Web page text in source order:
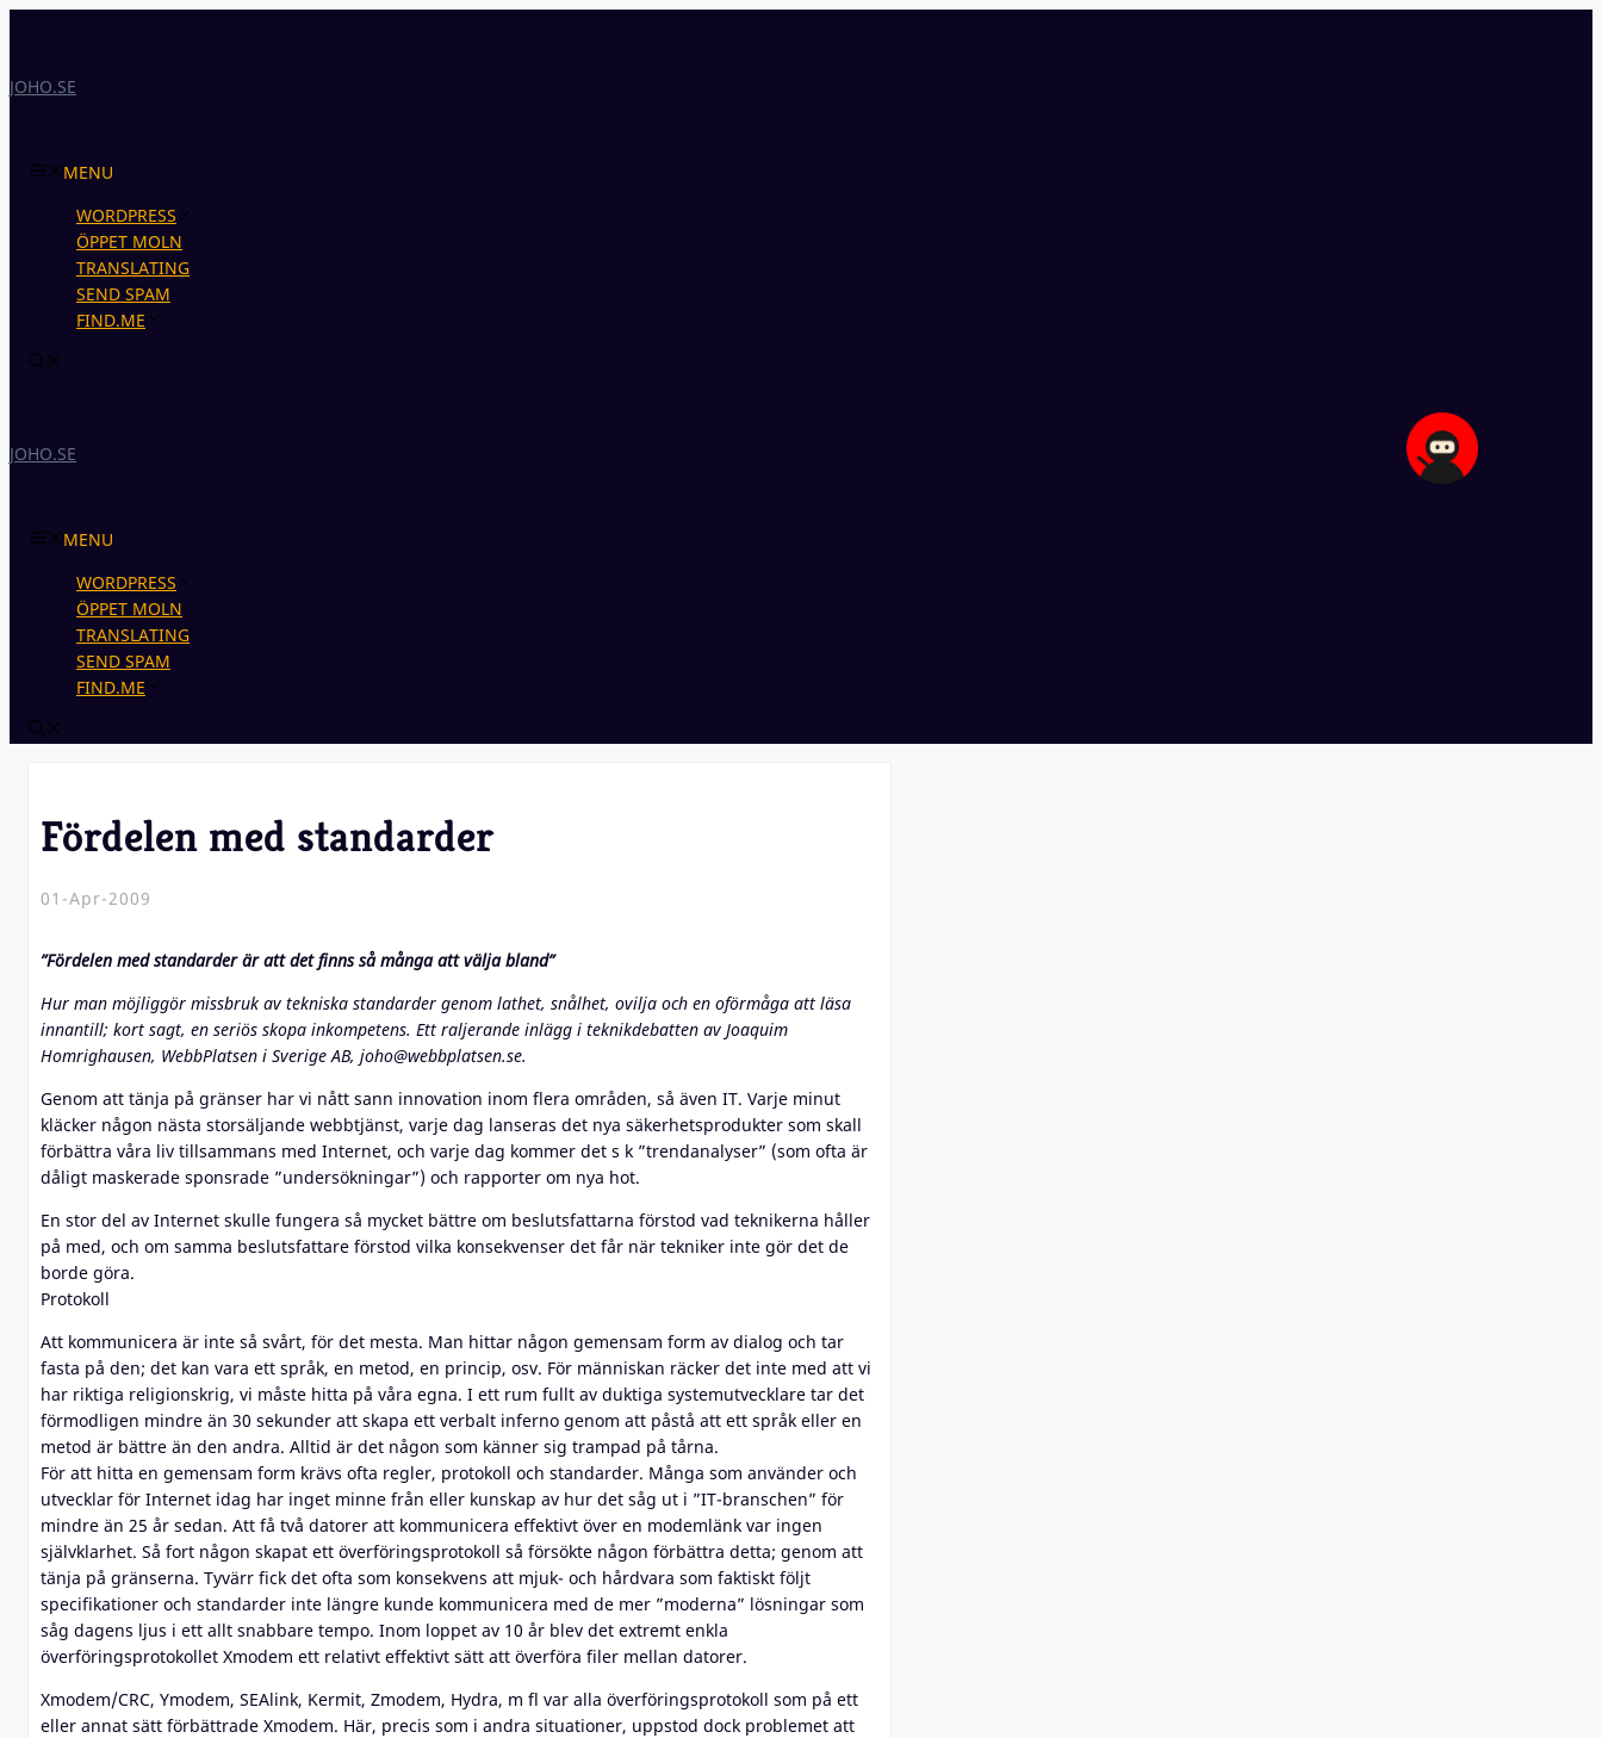
JOHO.SE
MENU
WORDPRESS
ÖPPET MOLN
TRANSLATING
SEND SPAM
FIND.ME
JOHO.SE
MENU
WORDPRESS
ÖPPET MOLN
TRANSLATING
SEND SPAM
FIND.ME
Fördelen med standarder
01-Apr-2009
”Fördelen med standarder är att det finns så många att välja bland”
Hur man möjliggör missbruk av tekniska standarder genom lathet, snålhet, ovilja och en oförmåga att läsa
innantill; kort sagt, en seriös skopa inkompetens. Ett raljerande inlägg i teknikdebatten av Joaquim
Homrighausen, WebbPlatsen i Sverige AB, joho@webbplatsen.se.
Genom att tänja på gränser har vi nått sann innovation inom flera områden, så även IT. Varje minut
kläcker någon nästa storsäljande webbtjänst, varje dag lanseras det nya säkerhetsprodukter som skall
förbättra våra liv tillsammans med Internet, och varje dag kommer det s k ”trendanalyser” (som ofta är
dåligt maskerade sponsrade ”undersökningar”) och rapporter om nya hot.
En stor del av Internet skulle fungera så mycket bättre om beslutsfattarna förstod vad teknikerna håller
på med, och om samma beslutsfattare förstod vilka konsekvenser det får när tekniker inte gör det de
borde göra.
Protokoll
Att kommunicera är inte så svårt, för det mesta. Man hittar någon gemensam form av dialog och tar
fasta på den; det kan vara ett språk, en metod, en princip, osv. För människan räcker det inte med att vi
har riktiga religionskrig, vi måste hitta på våra egna. I ett rum fullt av duktiga systemutvecklare tar det
förmodligen mindre än 30 sekunder att skapa ett verbalt inferno genom att påstå att ett språk eller en
metod är bättre än den andra. Alltid är det någon som känner sig trampad på tårna.
För att hitta en gemensam form krävs ofta regler, protokoll och standarder. Många som använder och
utvecklar för Internet idag har inget minne från eller kunskap av hur det såg ut i ”IT-branschen” för
mindre än 25 år sedan. Att få två datorer att kommunicera effektivt över en modemlänk var ingen
självklarhet. Så fort någon skapat ett överföringsprotokoll så försökte någon förbättra detta; genom att
tänja på gränserna. Tyvärr fick det ofta som konsekvens att mjuk- och hårdvara som faktiskt följt
specifikationer och standarder inte längre kunde kommunicera med de mer ”moderna” lösningar som
såg dagens ljus i ett allt snabbare tempo. Inom loppet av 10 år blev det extremt enkla
överföringsprotokollet Xmodem ett relativt effektivt sätt att överföra filer mellan datorer.
Xmodem/CRC, Ymodem, SEAlink, Kermit, Zmodem, Hydra, m fl var alla överföringsprotokoll som på ett
eller annat sätt förbättrade Xmodem. Här, precis som i andra situationer, uppstod dock problemet att